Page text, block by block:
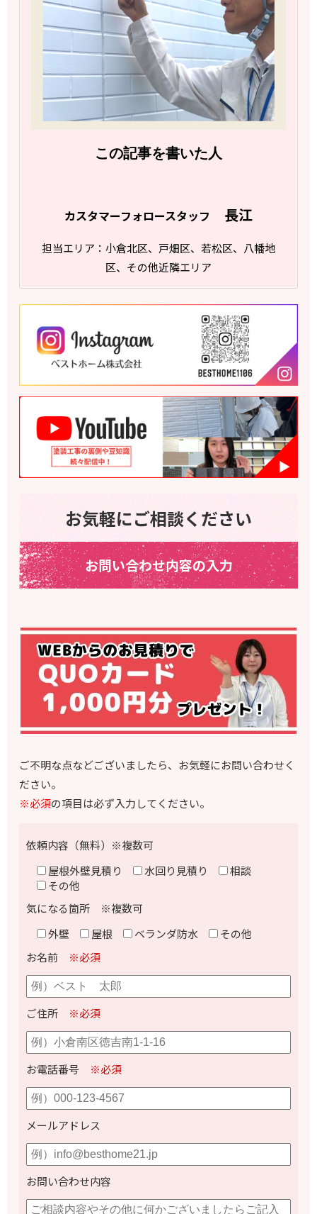
この記事を書いた人
カスタマーフォロースタッフ 長江
担当エリア：小倉北区、戸畑区、若松区、八幡地
区、その他近隣エリア
お気軽にご相談ください
お問い合わせ内容の入力
ご不明な点などございましたら、お気軽にお問い合わせく
ださい。
※必須の項目は必ず入力してください。
依頼内容（無料）※複数可
屋根外壁見積り
水回り見積り
相談
その他
気になる箇所 ※複数可
外壁
屋根 ベランダ防水
その他
お名前 ※必須
ご住所 ※必須
お電話番号 ※必須
メールアドレス
お問い合わせ内容